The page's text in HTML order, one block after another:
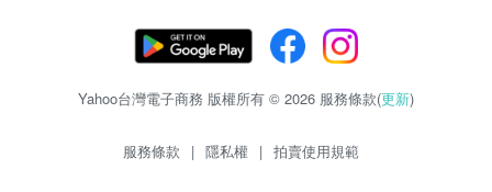
Yahoo台灣電子商務 版權所有 © 2026 服務條款(更新)
服務條款 | 隱私權 | 拍賣使用規範